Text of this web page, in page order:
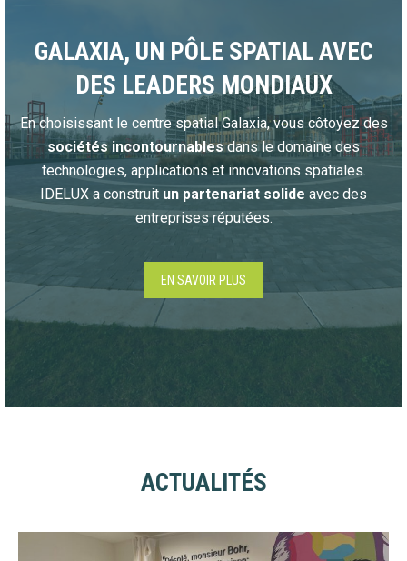
GALAXIA, UN PÔLE SPATIAL AVEC
DES LEADERS MONDIAUX
En choisissant le centre spatial Galaxia, vous côtoyez des
sociétés incontournablesdans le domaine des
technologies, applications et innovations spatiales.
IDELUX a construit un partenariat solide avec des
entreprises réputées.
EN SAVOIR PLUS
ACTUALITÉS